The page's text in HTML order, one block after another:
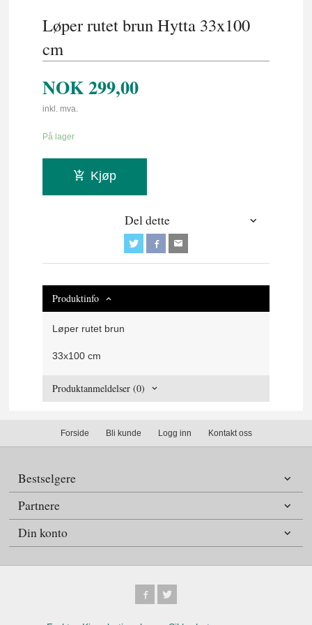
Løper rutet brun Hytta 33x100
cm
NOK299,00
inkl. mva.
På lager
Kjøp
Del dette
Produktinfo
Løper rutet brun
33x100 cm
Produktanmeldelser (0)
Forside Bli kunde Logg inn Kontakt oss
Bestselgere
Partnere
Din konto